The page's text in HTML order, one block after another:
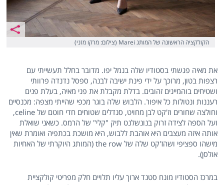
הקולקציה הראשונה של המותג Marei (צילום: מרקו מזני)
את מאיה פגשתי בסטודיו שלה בנמל יפו. מדובר בחלל תעשייתי עם
רצפות בטון, מרוכך על ידי פינת ישיבה לבנה, ספסל נדנדה פרוותי
ושטיחים בוהמיינים זהובים. בדלת מקבלת את פני מאיה, בעלת פנים
רעננות ונטולות כל איפור. הלבוש שלה בוגר מכפי שהייתי מצפה: מכנסיים
וחולצה שחורים וז'קט לבן מחויט, סנדלים שטוחים חדי חוטם של celine,
ועל הספה לצידה זרוק בנונשלנט תיק "קלי" של הרמס. כשאני שואלת
אותה איזה מעצבים היא אוהבת ללבוש, היא מושכת בכתפיה ואומרת שאין
מישהו ספציפי ושהז'קט שלה של the row (המותג היוקרתי של האחיות
אולסן).
במרכז הסטודיו מונח סטנד ארוך עליו תלויים חלק מפריטי קולקציית